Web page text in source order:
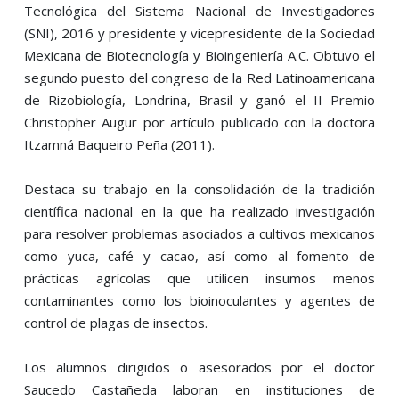
Tecnológica del Sistema Nacional de Investigadores
(SNI), 2016 y presidente y vicepresidente de la Sociedad
Mexicana de Biotecnología y Bioingeniería A.C. Obtuvo el
segundo puesto del congreso de la Red Latinoamericana
de Rizobiología, Londrina, Brasil y ganó el II Premio
Christopher Augur por artículo publicado con la doctora
Itzamná Baqueiro Peña (2011).
Destaca su trabajo en la consolidación de la tradición
científica nacional en la que ha realizado investigación
para resolver problemas asociados a cultivos mexicanos
como yuca, café y cacao, así como al fomento de
prácticas agrícolas que utilicen insumos menos
contaminantes como los bioinoculantes y agentes de
control de plagas de insectos.
Los alumnos dirigidos o asesorados por el doctor
Saucedo Castañeda laboran en instituciones de